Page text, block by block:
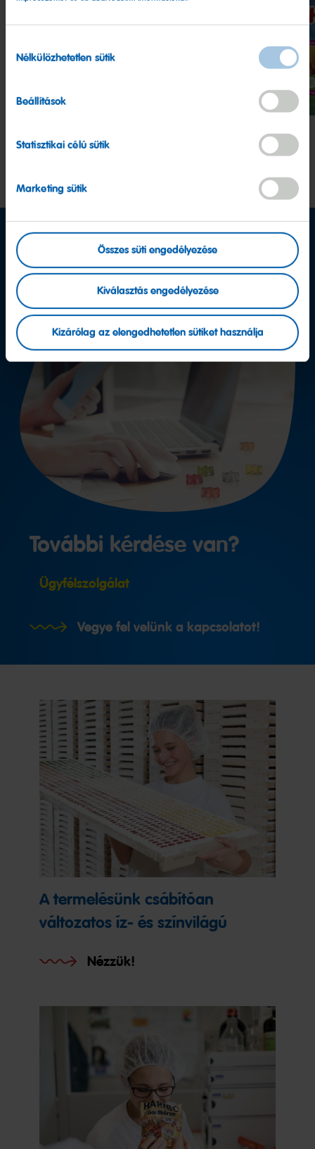
kiválasztása
Nélkülözhetetlen sütik
Beállítások
Statisztikai célú sütik
Marketing sütik
Összes süti engedélyezése
Kiválasztás engedélyezése
Kizárólag az elengedhetetlen sütiket használja
Starmix
További kérdése van?
Ügyfélszolgálat
Vegye fel velünk a kapcsolatot!
A termelésünk csábítóan
változatos íz- és színvilágú
Nézzük!